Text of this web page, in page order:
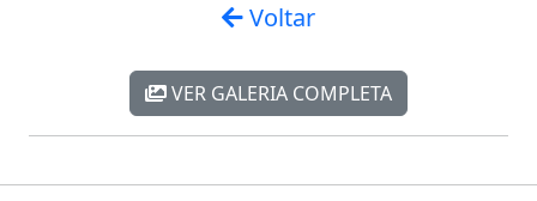
Voltar
VER GALERIA COMPLETA